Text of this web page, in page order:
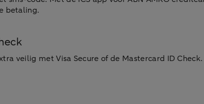
betaling.
veilig met Visa Secure of de Mastercard ID Check.